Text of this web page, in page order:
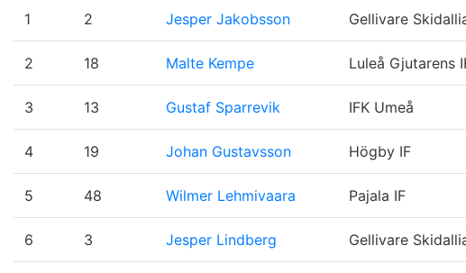
1 2 Jesper Jakobsson Gellivare
2 18 Malte Kempe Luleå Gjutarens
3 13 Gustaf Sparrevik IFK Umeå
4 19 Johan Gustavsson Högby IF
5 48 Wilmer Lehmivaara Pajala IF
6 3 Jesper Lindberg Gellivare